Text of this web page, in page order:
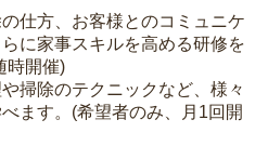
仕方、お客様とのコミュニケ
に家事スキルを高める研修を
時開催)
掃除のテクニックなど、様々
ます。(希望者のみ、月1回開